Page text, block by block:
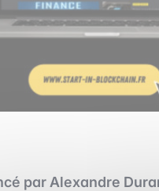
par Alexandre